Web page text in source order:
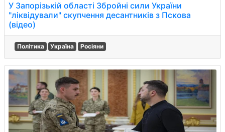
У Запорізькій області Збройні сили України
"ліквідували" скупчення десантників з Пскова
(відео)
Політика Україна Росіяни